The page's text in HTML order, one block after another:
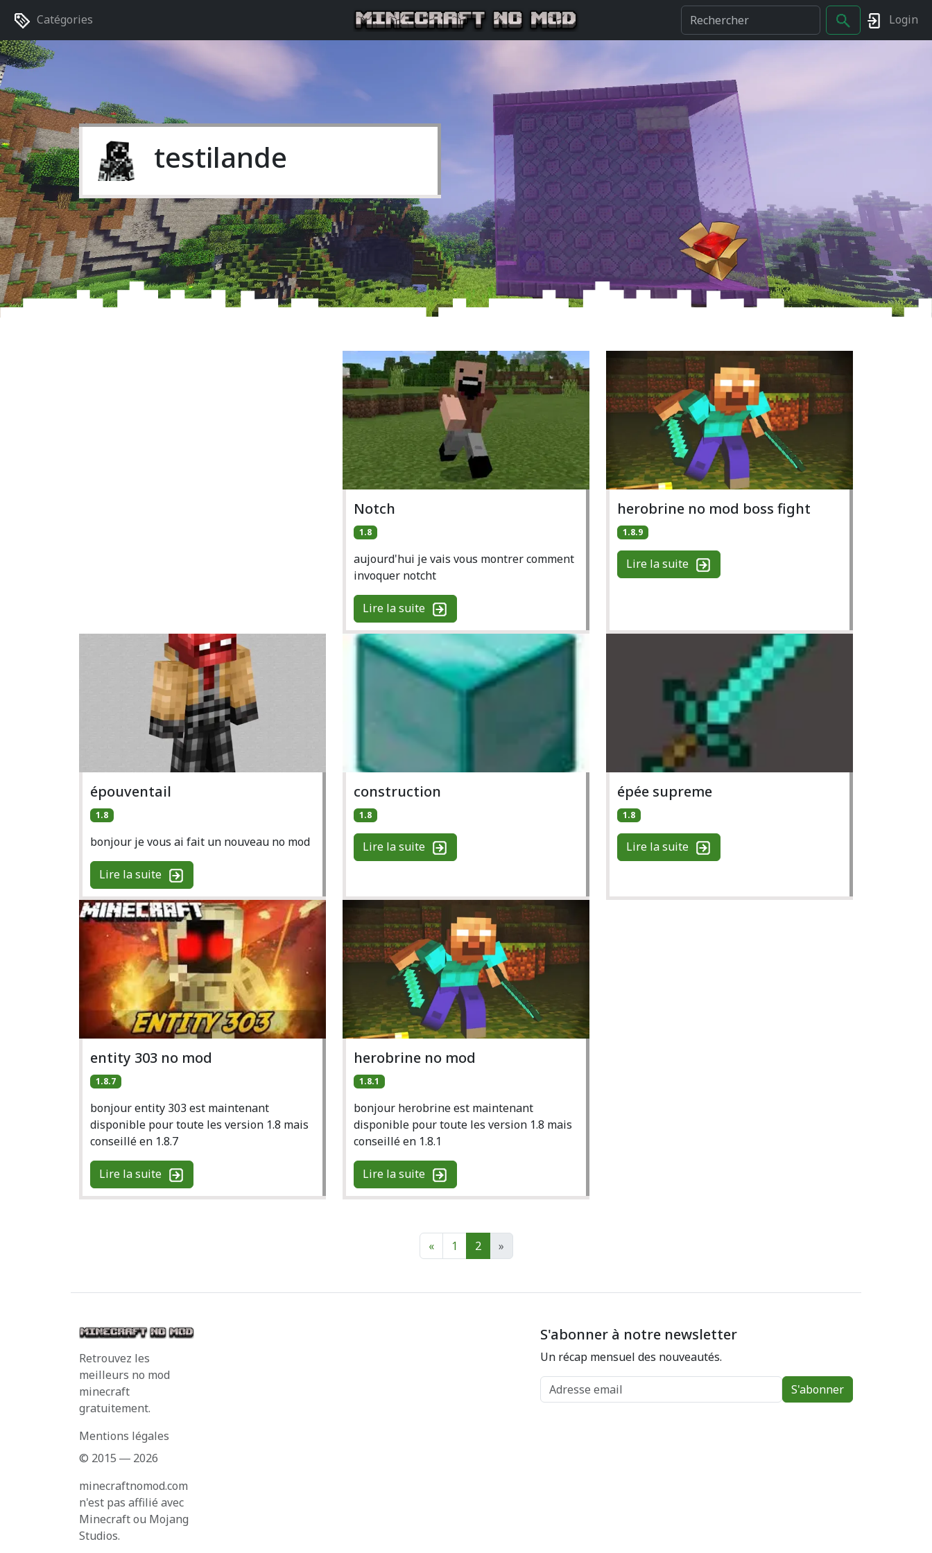
Catégories Login
testilande
Notch
1.8
aujourd'hui je vais vous montrer comment
invoquer notcht
Lire la suite
herobrine no mod boss fight
1.8.9
Lire la suite
épouventail
1.8
bonjour je vous ai fait un nouveau no mod
Lire la suite
construction
1.8
Lire la suite
épée supreme
1.8
Lire la suite
entity 303 no mod
1.8.7
bonjour entity 303 est maintenant
disponible pour toute les version 1.8 mais
conseillé en 1.8.7
Lire la suite
herobrine no mod
1.8.1
bonjour herobrine est maintenant
disponible pour toute les version 1.8 mais
conseillé en 1.8.1
Lire la suite
« 1 2 »
Retrouvez les
meilleurs no mod
minecraft
gratuitement.
Mentions légales
© 2015 ― 2026
minecraftnomod.com
n'est pas affilié avec
Minecraft ou Mojang
Studios.
S'abonner à notre newsletter
Un récap mensuel des nouveautés.
Adresse email
S'abonner